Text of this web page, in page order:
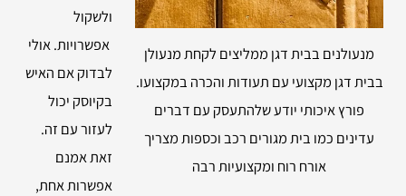
מנעולנים בבית דגן ממליצים לקחת מנעולן
בבית דגן מקצועי עם תעודות והכרה במקצועו.
פורץ איכותי יודע שלהתעסק עם דברים
עדינים כמו בית מגורים רכב וכספות מצריך
אורח רוח ומקצועיות רבה
ולשקול
אפשרויות. אולי
לבדוק אם האיש
בקיוסק יכול
לעזור עם זה.
זאת אמנם
אפשרות אחת,